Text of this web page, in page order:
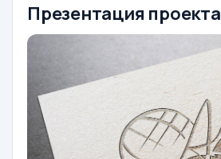
Презентация проекта